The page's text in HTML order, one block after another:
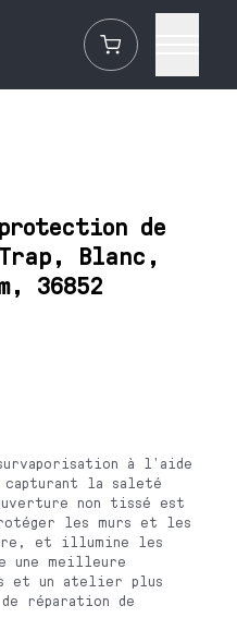
de
Blanc,
36852
à l’aide
capturant la saleté
non tissé est
les murs et les
et illumine les
meilleure
et un atelier plus
réparation de